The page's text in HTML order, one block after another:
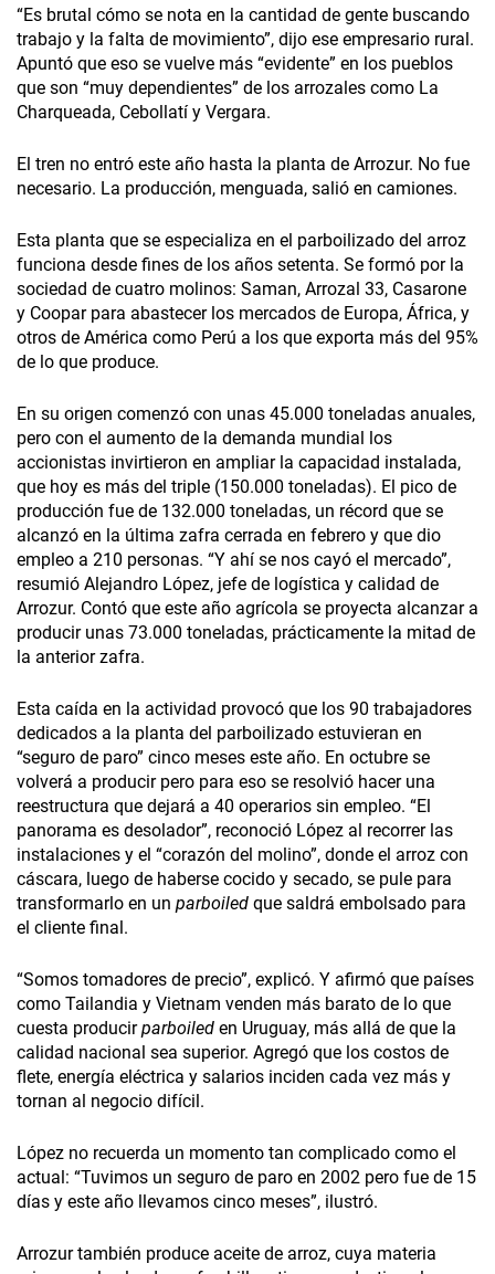
“Es brutal cómo se nota en la cantidad de gente buscando
trabajo y la falta de movimiento”, dijo ese empresario rural.
Apuntó que eso se vuelve más “evidente” en los pueblos
que son “muy dependientes” de los arrozales como La
Charqueada, Cebollatí y Vergara.
El tren no entró este año hasta la planta de Arrozur. No fue
necesario. La producción, menguada, salió en camiones.
Esta planta que se especializa en el parboilizado del arroz
funciona desde fines de los años setenta. Se formó por la
sociedad de cuatro molinos: Saman, Arrozal 33, Casarone
y Coopar para abastecer los mercados de Europa, África, y
otros de América como Perú a los que exporta más del 95%
de lo que produce.
En su origen comenzó con unas 45.000 toneladas anuales,
pero con el aumento de la demanda mundial los
accionistas invirtieron en ampliar la capacidad instalada,
que hoy es más del triple (150.000 toneladas). El pico de
producción fue de 132.000 toneladas, un récord que se
alcanzó en la última zafra cerrada en febrero y que dio
empleo a 210 personas. “Y ahí se nos cayó el mercado”,
resumió Alejandro López, jefe de logística y calidad de
Arrozur. Contó que este año agrícola se proyecta alcanzar a
producir unas 73.000 toneladas, prácticamente la mitad de
la anterior zafra.
Esta caída en la actividad provocó que los 90 trabajadores
dedicados a la planta del parboilizado estuvieran en
“seguro de paro” cinco meses este año. En octubre se
volverá a producir pero para eso se resolvió hacer una
reestructura que dejará a 40 operarios sin empleo. “El
panorama es desolador”, reconoció López al recorrer las
instalaciones y el “corazón del molino”, donde el arroz con
cáscara, luego de haberse cocido y secado, se pule para
transformarlo en un parboiled que saldrá embolsado para
el cliente final.
“Somos tomadores de precio”, explicó. Y afirmó que países
como Tailandia y Vietnam venden más barato de lo que
cuesta producirparboiled en Uruguay, más allá de que la
calidad nacional sea superior. Agregó que los costos de
flete, energía eléctrica y salarios inciden cada vez más y
tornan al negocio difícil.
López no recuerda un momento tan complicado como el
actual: “Tuvimos un seguro de paro en 2002 pero fue de 15
días y este año llevamos cinco meses”, ilustró.
Arrozur también produce aceite de arroz, cuya materia